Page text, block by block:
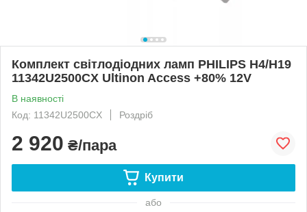
Комплект світлодіодних ламп PHILIPS H4/H19
11342U2500CX Ultinon Access +80% 12V
В наявності
Код: 11342U2500CX
Роздріб
2 920 ₴/пара
Купити
або